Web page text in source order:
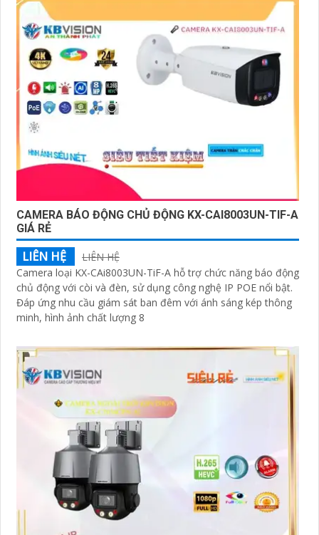
CAMERA BÁO ĐỘNG CHỦ ĐỘNG KX-CAI8003UN-TIF-A
GIÁ RẺ
LIÊN HỆ
LIÊN HỆ
Camera loại KX-CAi8003UN-TiF-A hỗ trợ chức năng báo động
chủ động với còi và đèn, sử dụng công nghệ IP POE nổi bật.
Đáp ứng nhu cầu giám sát ban đêm với ánh sáng kép thông
minh, hình ảnh chất lượng 8